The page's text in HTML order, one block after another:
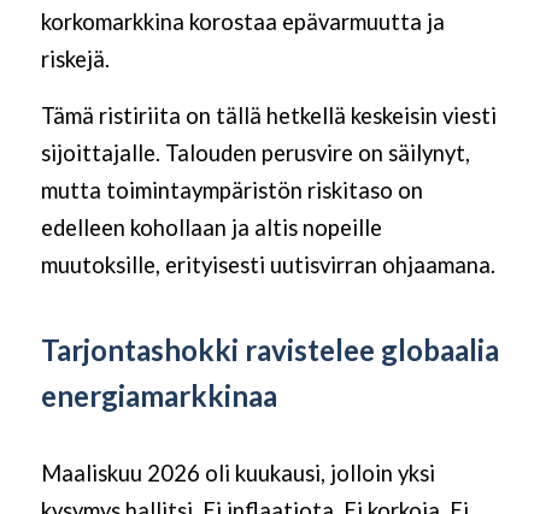
korkomarkkina korostaa epävarmuutta ja
riskejä.
Tämä ristiriita on tällä hetkellä keskeisin viesti
sijoittajalle. Talouden perusvire on säilynyt,
mutta toimintaympäristön riskitaso on
edelleen kohollaan ja altis nopeille
muutoksille, erityisesti uutisvirran ohjaamana.
Tarjontashokki ravistelee globaalia
energiamarkkinaa
Maaliskuu 2026 oli kuukausi, jolloin yksi